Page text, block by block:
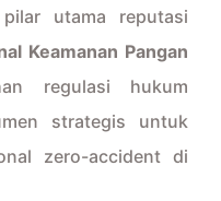
utama reputasi
Keamanan Pangan
regulasi hukum
strategis untuk
zero-accident di